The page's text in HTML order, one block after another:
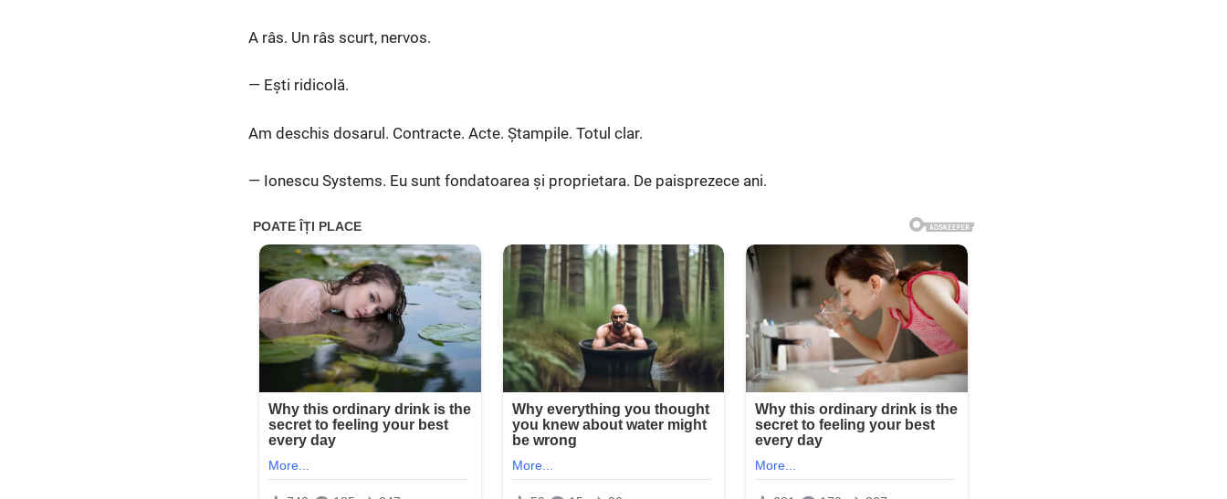
A râs. Un râs scurt, nervos.
— Ești ridicolă.
Am deschis dosarul. Contracte. Acte. Ștampile. Totul clar.
— Ionescu Systems. Eu sunt fondatoarea și proprietara. De paisprezece ani.